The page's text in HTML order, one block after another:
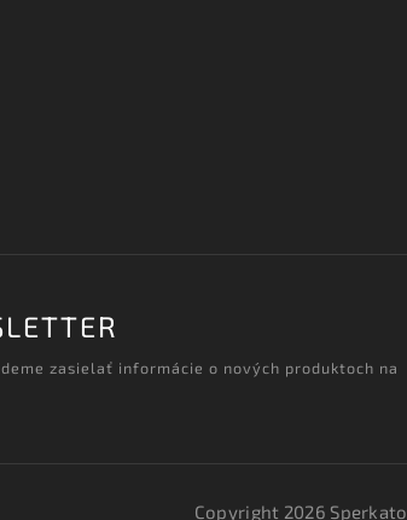
zasielať informácie o nových produktoch na
Copyright 2026 Sperkato